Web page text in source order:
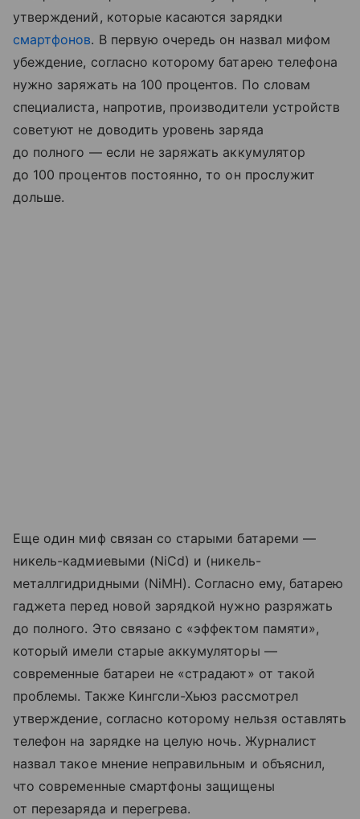
утверждений, которые касаются зарядки
смартфонов. В первую очередь он назвал мифом
убеждение, согласно которому батарею телефона
нужно заряжать на 100 процентов. По словам
специалиста, напротив, производители устройств
советуют не доводить уровень заряда
до полного — если не заряжать аккумулятор
до 100 процентов постоянно, то он прослужит
дольше.
Еще один миф связан со старыми батареми —
никель-кадмиевыми (NiCd) и (никель-
металлгидридными (NiMH). Согласно ему, батарею
гаджета перед новой зарядкой нужно разряжать
до полного. Это связано с «эффектом памяти»,
который имели старые аккумуляторы —
современные батареи не «страдают» от такой
проблемы. Также Кингсли-Хьюз рассмотрел
утверждение, согласно которому нельзя оставлять
телефон на зарядке на целую ночь. Журналист
назвал такое мнение неправильным и объяснил,
что современные смартфоны защищены
от перезаряда и перегрева.